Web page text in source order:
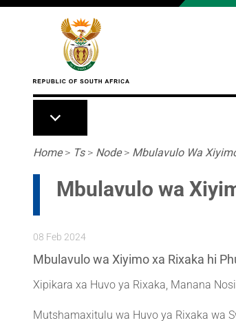
Skip to main content
Breadcrumb
Home> Ts> Node> Mbulavulo Wa
Mbulavulo wa
08 Feb 2024
Mbulavulo wa Xiyimo xa Rixaka hi
Xipikara xa Huvo ya Rixaka, Manana
Mutshamaxitulu wa Huvo ya Rixaka wa